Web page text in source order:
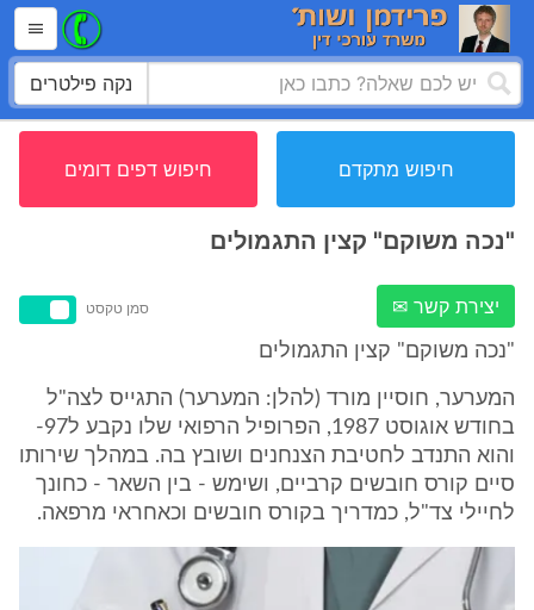
נקה פילטרים
חיפוש מתקדם חיפוש דפים דומים
"נכה משוקם" קצין התגמולים
יצירת קשר ✉ סמן טקסט
"נכה משוקם" קצין התגמולים
המערער, חוסיין מורד (להלן: המערער) התגייס לצה"ל
בחודש אוגוסט 1987, הפרופיל הרפואי שלו נקבע ל97-
והוא התנדב לחטיבת הצנחנים ושובץ בה. במהלך שירותו
סיים קורס חובשים קרביים, ושימש - בין השאר - כחונך
לחיילי צד"ל, כמדריך בקורס חובשים וכאחראי מרפאה.